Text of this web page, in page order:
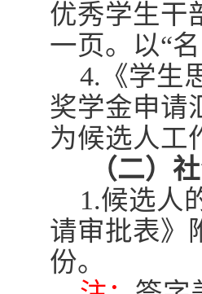
优秀学生干
一页。以“
4. 《学
奖学金申请
为候选人工
（二）
1.候选人
请审批表》
份。